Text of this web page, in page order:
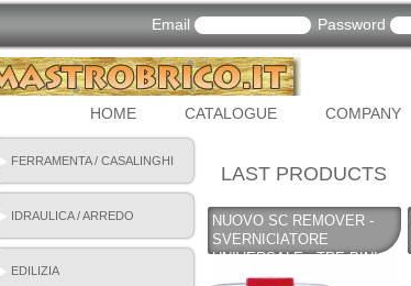
Email Password
HOME CATALOGUE COMPANY
FERRAMENTA / CASALINGHI
IDRAULICA / ARREDO
BAGNO
EDILIZIA
LAST PRODUCTS
NUOVO SC REMOVER -
SVERNICIATORE
UNIVERSALE - TRE PINI
(COPY) - TEKNICA